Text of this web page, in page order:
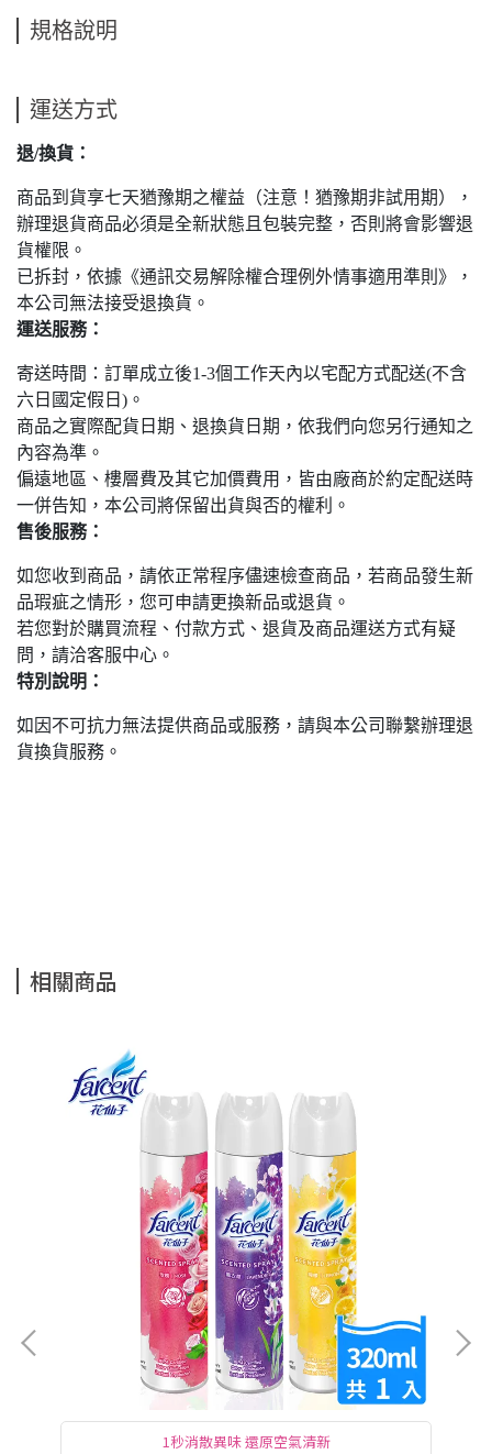
規格說明
運送方式
退/換貨：
商品到貨享七天猶豫期之權益（注意！猶豫期非試用期），
辦理退貨商品必須是全新狀態且包裝完整，否則將會影響退
貨權限。
已拆封，依據《通訊交易解除權合理例外情事適用準則》，
本公司無法接受退換貨。
運送服務：
寄送時間：訂單成立後1-3個工作天內以宅配方式配送(不含
六日國定假日)。
商品之實際配貨日期、退換貨日期，依我們向您另行通知之
內容為準。
偏遠地區、樓層費及其它加價費用，皆由廠商於約定配送時
一併告知，本公司將保留出貨與否的權利。
售後服務：
如您收到商品，請依正常程序儘速檢查商品，若商品發生新
品瑕疵之情形，您可申請更換新品或退貨。
若您對於購買流程、付款方式、退貨及商品運送方式有疑
問，請洽客服中心。
特別說明：
如因不可抗力無法提供商品或服務，請與本公司聯繫辦理退
貨換貨服務。
相關商品
1秒消散異味 還原空氣清新